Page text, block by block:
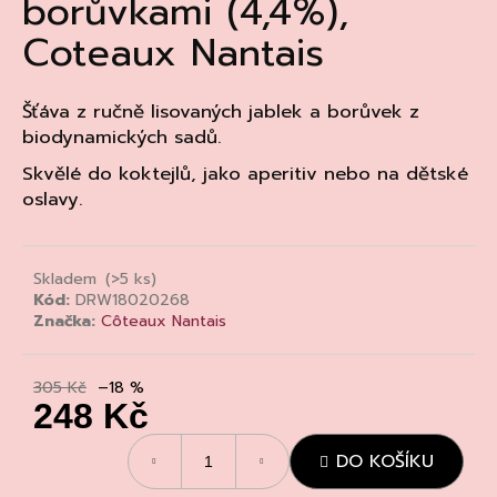
borůvkami (4,4%),
Coteaux Nantais
Šťáva z ručně lisovaných jablek a borůvek z
biodynamických sadů.
Skvělé do koktejlů, jako aperitiv nebo na dětské
oslavy.
Skladem (>5 ks)
Kód: DRW18020268
Značka: Côteaux Nantais
305 Kč –18 %
248 Kč
DO KOŠÍKU
a
j
t
?
D
o
p
o